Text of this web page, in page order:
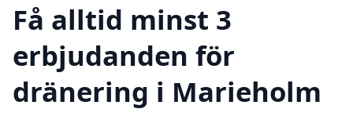
Få alltid minst 3
erbjudanden för
dränering i Marieholm